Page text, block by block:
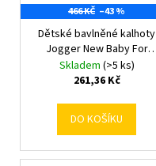
466 KČ –43 %
Dětské bavlněné kalhoty
Jogger New Baby For
Babies safari 62 (3-6m)
Skladem (>5 ks)
261,36 Kč
DO KOŠÍKU